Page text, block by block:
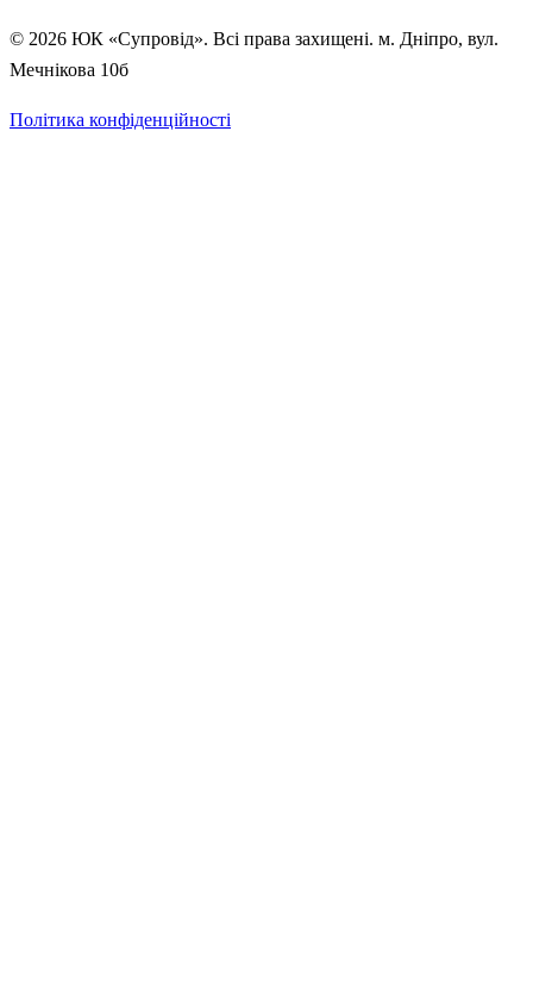
© 2026 ЮК «Супровід». Всі права захищені. м. Дніпро, вул.
Мечнікова 10б
Політика конфіденційності